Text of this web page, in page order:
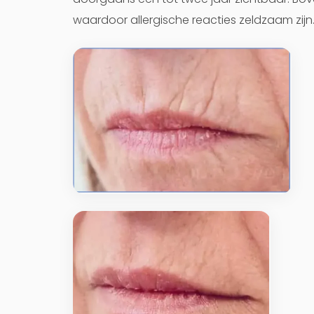
waardoor allergische reacties zeldzaam zijn.